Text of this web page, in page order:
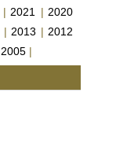
| 2021 | 2020
| 2013 | 2012
2005 |